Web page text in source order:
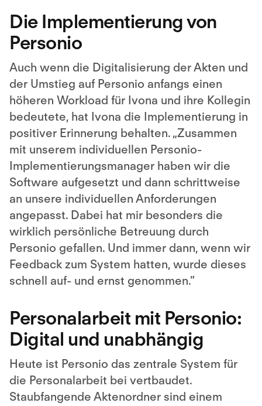
Die Implementierung von
Personio
Auch wenn die Digitalisierung der Akten und
der Umstieg auf Personio anfangs einen
höheren Workload für Ivona und ihre Kollegin
bedeutete, hat Ivona die Implementierung in
positiver Erinnerung behalten. „Zusammen
mit unserem individuellen Personio-
Implementierungsmanager haben wir die
Software aufgesetzt und dann schrittweise
an unsere individuellen Anforderungen
angepasst. Dabei hat mir besonders die
wirklich persönliche Betreuung durch
Personio gefallen. Und immer dann, wenn wir
Feedback zum System hatten, wurde dieses
schnell auf- und ernst genommen.”
Personalarbeit mit Personio:
Digital und unabhängig
Heute ist Personio das zentrale System für
die Personalarbeit bei vertbaudet.
Staubfangende Aktenordner sind einem